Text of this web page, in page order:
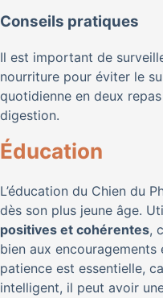
Conseils pratiques
Il est important de
nourriture pour éviter le
quotidienne en deux
digestion.
Éducation
L’éducation du Chien du
dès son plus jeune âge.
positives et cohérentes,
bien aux encouragements
patience est essentielle,
intelligent, il peut avoir